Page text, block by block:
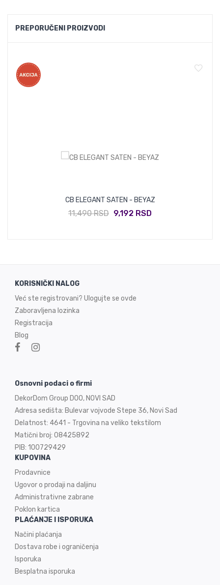
PREPORUČENI PROIZVODI
CB ELEGANT SATEN - BEYAZ
11,490 RSD 9,192 RSD
KORISNIČKI NALOG
Već ste registrovani? Ulogujte se ovde
Zaboravljena lozinka
Registracija
Blog
Osnovni podaci o firmi
DekorDom Group DOO, NOVI SAD
Adresa sedišta: Bulevar vojvode Stepe 36, Novi Sad
Delatnost: 4641 - Trgovina na veliko tekstilom
Matični broj: 08425892
PIB: 100729429
KUPOVINA
Prodavnice
Ugovor o prodaji na daljinu
Administrativne zabrane
Poklon kartica
PLAĆANJE I ISPORUKA
Načini plaćanja
Dostava robe i ograničenja
Isporuka
Besplatna isporuka